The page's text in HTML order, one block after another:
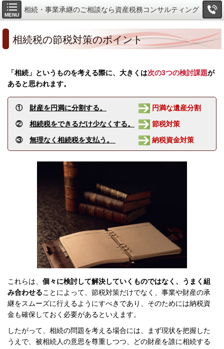
MENU
相続・事業承継のご相談なら資産税務コンサルティング
相続税の節税対策のポイント
「相続」というものを考える際に、大きくは次の3つの検討課題が
あると思われます。
① 財産を円満に分割する。
円満な遺産分割
② 相続税をできるだけ少なくする。
節税対策
③ 無理なく相続税を支払う。 納税資金対策
これらは、 個々に検討して解決していくものではなく、うまく組
み合わせることによって、節税対策だけでなく、事業や財産の承
継をスムーズに行えるようにすべきであり、そのためには納税資
金も確保しておく必要があるといえます。
したがって、相続の問題を考える場合には、まず現状を把握した
うえで、被相続人の意思を尊重しつつ、どの財産を誰に相続する